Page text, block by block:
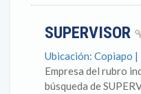
SUPERVISOR
Ubicación: Copiapo |
Empresa del rubro
búsqueda de